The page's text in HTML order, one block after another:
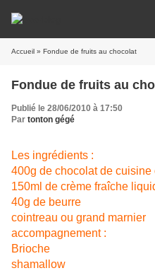
Accueil » Fondue de fruits au chocolat
Fondue de fruits au
Publié le 28/06/2010 à 17:50
Par tonton gégé
Les ingrédients :
400g de chocolat de cuisine
150ml de crème fraîche
40g de beurre
cointreau ou grand marnier
accompagnement :
Brioche
shamallow